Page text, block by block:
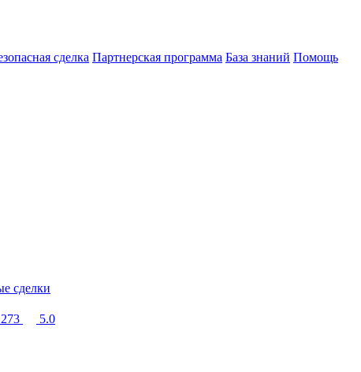
сделка Партнерская программа База знаний Помощь
сделки
273 5.0